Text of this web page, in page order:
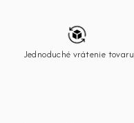
Jednoduché vrátenie tovaru